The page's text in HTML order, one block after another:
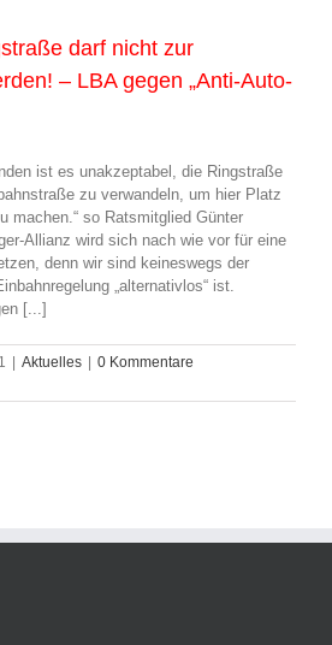
darf nicht zur
– LBA gegen „Anti-Auto-
ist es unakzeptabel, die Ringstraße
zu verwandeln, um hier Platz
machen.“ so Ratsmitglied Günter
Allianz wird sich nach wie vor für eine
denn wir sind keineswegs der
„alternativlos“ ist.
[...]
Aktuelles
0 Kommentare